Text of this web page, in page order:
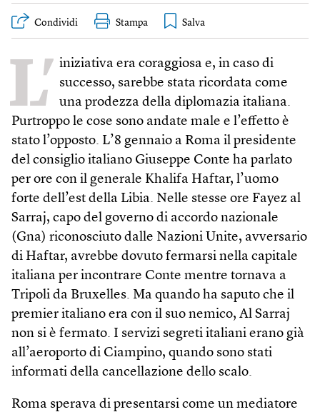
Condividi Stampa
L’ iniziativa era coraggiosa e, in caso di
successo, sarebbe stata ricordata come
una prodezza della diplomazia italiana.
Purtroppo le cose sono andate male e l’effetto è
stato l’opposto. L’8 gennaio a Roma il presidente
del consiglio italiano Giuseppe Conte ha parlato
per ore con il generale Khalifa Haftar, l’uomo
forte dell’est della Libia. Nelle stesse ore Fayez al
Sarraj, capo del governo di accordo nazionale
(Gna) riconosciuto dalle Nazioni Unite, avversario
di Haftar, avrebbe dovuto fermarsi nella capitale
italiana per incontrare Conte mentre tornava a
Tripoli da Bruxelles. Ma quando ha saputo che il
premier italiano era con il suo nemico, Al Sarraj
non si è fermato. I servizi segreti italiani erano già
all’aeroporto di Ciampino, quando sono stati
informati della cancellazione dello scalo.
Roma sperava di presentarsi come un mediatore